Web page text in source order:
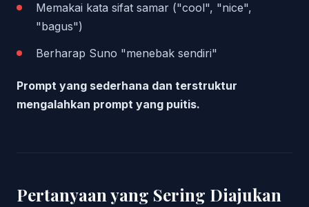
Memakai kata sifat samar ("cool", "nice",
"bagus")
Berharap Suno "menebak sendiri"
Prompt yang sederhana dan terstruktur
mengalahkan prompt yang puitis.
Pertanyaan yang Sering Diajukan